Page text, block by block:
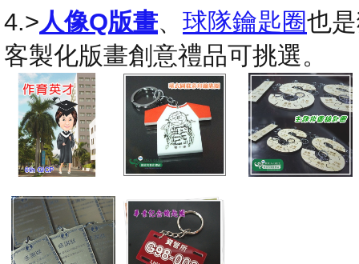
4.>人像Q版畫、 球隊鑰匙圈也
客製化版畫創意禮品可挑選。